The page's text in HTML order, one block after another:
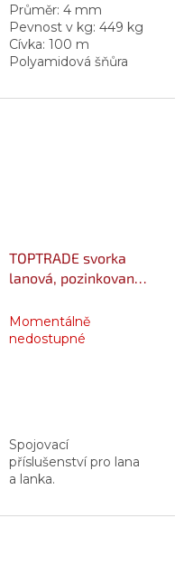
Průměr: 4 mm
Pevnost v kg: 449 kg
Cívka: 100 m
Polyamidová šňůra
TORNÁDO - velmi
TOPTRADE svorka
lanová, pozinkovaná,
Momentálně
nedostupné
Spojovací
příslušenství pro lana
a lanka.